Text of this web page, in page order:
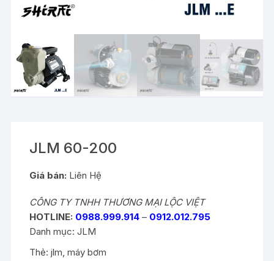
JLM 60-200
Giá bán: Liên Hệ
CÔNG TY TNHH THƯƠNG MẠI LỘC VIỆT
HOTLINE: 0988.999.914 – 0912.012.795
Danh mục:JLM
Thẻ:jlm,máy bơm